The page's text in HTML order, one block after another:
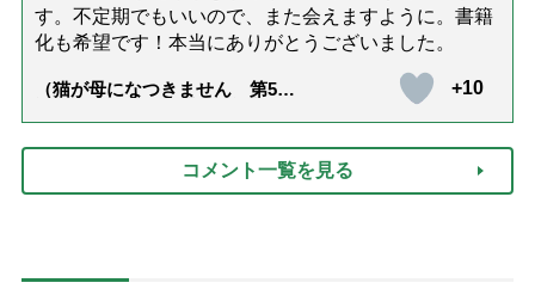
す。不定期でもいいので、また会えますように。書籍
化も希望です！本当にありがとうございました。
（猫が母になつきません 第500
+10
コメント一覧を見る